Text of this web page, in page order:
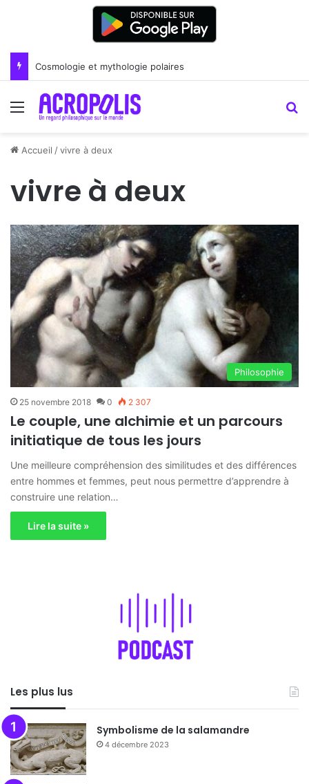
Renoir : la peinture comme un art du lien
Menu
Accueil /vivre à deux
vivre à deux
Philosophie
25 novembre 2018 0 2 307
Le couple, une alchimie et un parcours
initiatique de tous les jours
Une meilleure compréhension des similitudes et des différences
entre hommes et femmes, peut nous permettre d’apprendre à
construire une relation…
Lire la suite »
Les plus lus
Symbolisme de la salamandre
4 décembre 2023